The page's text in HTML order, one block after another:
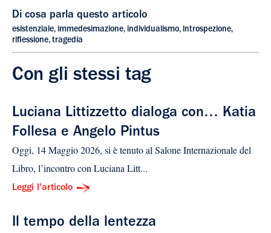
Di cosa parla questo articolo
esistenziale, immedesimazione, individualismo, introspezione,
riflessione, tragedia
Con gli stessi tag
Luciana Littizzetto dialoga con… Katia
Follesa e Angelo Pintus
Oggi, 14 Maggio 2026, si è tenuto al Salone Internazionale del
Libro, l’incontro con Luciana Litt...
Leggi l'articolo
Il tempo della lentezza